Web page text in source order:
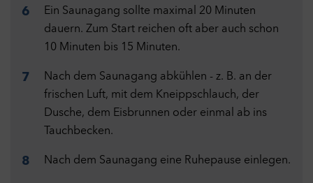
Ein Saunagang sollte maximal 20 Minuten
dauern. Zum Start reichen oft aber auch schon
10 Minuten bis 15 Minuten.
Nach dem Saunagang abkühlen - z. B. an der
frischen Luft, mit dem Kneippschlauch, der
Dusche, dem Eisbrunnen oder einmal ab ins
Tauchbecken.
Nach dem Saunagang eine Ruhepause einlegen.
Alle Cookies akzeptieren